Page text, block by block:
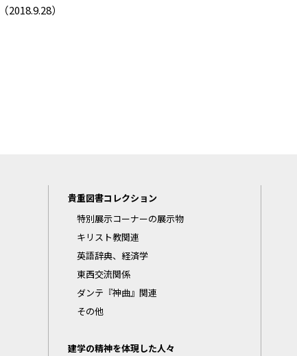
（2018.9.28）
貴重図書コレクション
特別展示コーナーの展示物
キリスト教関連
英語辞典、経済学
東西交流関係
ダンテ『神曲』関連
その他
建学の精神を体現した人々